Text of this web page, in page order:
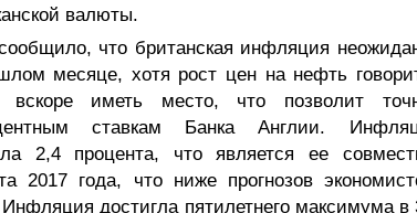
валюты.
что британская инфляция
месяце, хотя рост цен на нефть
иметь место, что позволит
ставкам Банка Англии.
2,4 процента, что является ее
2017 года, что ниже прогнозов
достигла пятилетнего максимума в